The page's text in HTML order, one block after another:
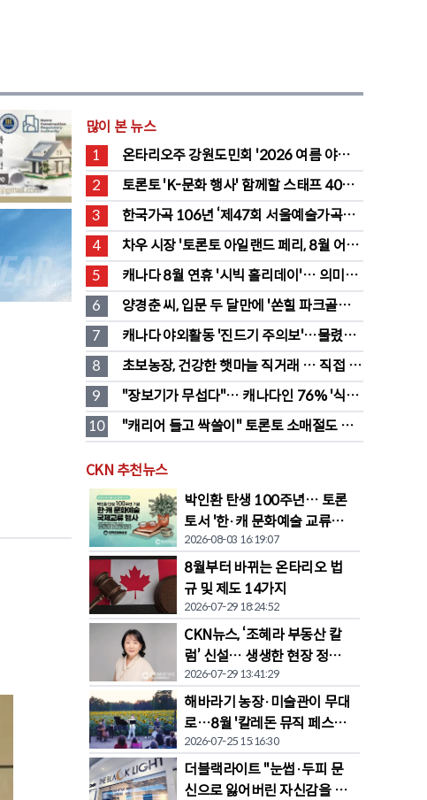
많이 본 뉴스
1
온타리오주 강원도민회 '2026 여름 야유
회' 성료
2
토론토 'K-문화 행사' 함께할 스태프 40명
채용 공고
3
한국가곡 106년 ‘제47회 서울예술가곡제’
2회차 무대 성황
4
차우 시장 '토론토 아일랜드 페리, 8월 어린
이·시니어 무료' 발표
5
캐나다 8월 연휴 '시빅 홀리데이'… 의미와
유래 완전정리
6
양경춘 씨, 입문 두 달만에 '쏜힐 파크골프'
첫 홀인원 주인공
7
캐나다 야외활동 '진드기 주의보'…물렸을
때 올바른 대처법은?
8
초보농장, 건강한 햇마늘 직거래 … 직접 만
든 전통 장류도 판매
9
"장보기가 무섭다"… 캐나다인 76% '식료
품값이 가장 부담'
10
"캐리어 들고 싹쓸이" 토론토 소매절도
546명 검거…훔친 물건 재유통
CKN 추천뉴스
박인환 탄생 100주년… 토론
토서 '한·캐 문화예술 교류전'
열린다
2026-08-03 16:19:07
8월부터 바뀌는 온타리오 법
규 및 제도 14가지
2026-07-29 18:24:52
CKN뉴스, ‘조혜라 부동산 칼
럼’ 신설… 생생한 현장 정보
공유
2026-07-29 13:41:29
해바라기 농장·미술관이 무대
로…8월 '칼레돈 뮤직 페스티
벌' 개막
2026-07-25 15:16:30
더블랙라이트 "눈썹·두피 문
신으로 잃어버린 자신감을 되